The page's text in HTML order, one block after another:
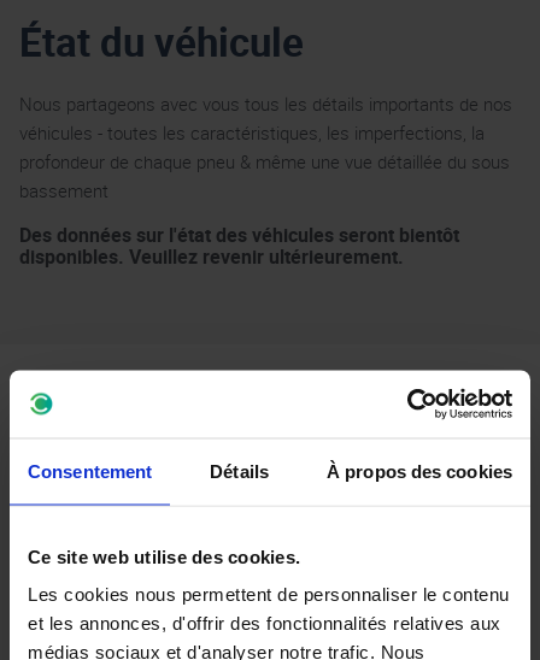
Consentement Détails À propos des cookies
Ce site web utilise des cookies.
Les cookies nous permettent de personnaliser le contenu
et les annonces, d'offrir des fonctionnalités relatives aux
médias sociaux et d'analyser notre trafic. Nous
État du véhicule
Nous partageons avec vous tous les détails importants de nos
véhicules - toutes les caractéristiques, les imperfections, la
profondeur de chaque pneu & même une vue détaillée du sous
bassement
Des données sur l'état des véhicules seront bientôt
disponibles. Veuillez revenir ultérieurement.
Nous garantissons que chaque
véhicule...